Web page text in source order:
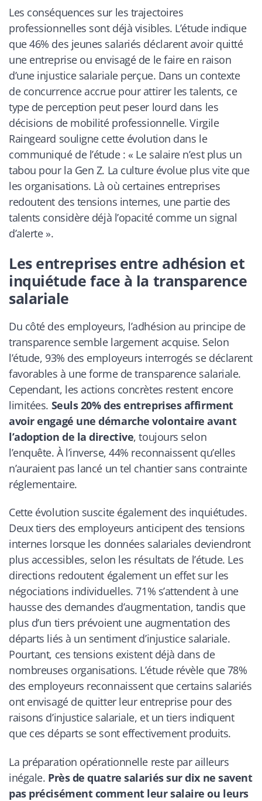
Les conséquences sur les trajectoires
professionnelles sont déjà visibles. L’étude indique
que 46% des jeunes salariés déclarent avoir quitté
une entreprise ou envisagé de le faire en raison
d’une injustice salariale perçue. Dans un contexte
de concurrence accrue pour attirer les talents, ce
type de perception peut peser lourd dans les
décisions de mobilité professionnelle. Virgile
Raingeard souligne cette évolution dans le
communiqué de l’étude : « Le salaire n’est plus un
tabou pour la Gen Z. La culture évolue plus vite que
les organisations. Là où certaines entreprises
redoutent des tensions internes, une partie des
talents considère déjà l’opacité comme un signal
d’alerte».
Les entreprises entre adhésion et
inquiétude face à la transparence
salariale
Du côté des employeurs, l’adhésion au principe de
transparence semble largement acquise. Selon
l’étude, 93% des employeurs interrogés se déclarent
favorables à une forme de transparence salariale.
Cependant, les actions concrètes restent encore
limitées. Seuls 20% des entreprises affirment
avoir engagé une démarche volontaire avant
l’adoption de la directive, toujours selon
l’enquête. À l’inverse, 44% reconnaissent qu’elles
n’auraient pas lancé un tel chantier sans contrainte
réglementaire.
Cette évolution suscite également des inquiétudes.
Deux tiers des employeurs anticipent des tensions
internes lorsque les données salariales deviendront
plus accessibles, selon les résultats de l’étude. Les
directions redoutent également un effet sur les
négociations individuelles. 71% s’attendent à une
hausse des demandes d’augmentation, tandis que
plus d’un tiers prévoient une augmentation des
départs liés à un sentiment d’injustice salariale.
Pourtant, ces tensions existent déjà dans de
nombreuses organisations. L’étude révèle que 78%
des employeurs reconnaissent que certains salariés
ont envisagé de quitter leur entreprise pour des
raisons d’injustice salariale, et un tiers indiquent
que ces départs se sont effectivement produits.
La préparation opérationnelle reste par ailleurs
inégale. Près de quatre salariés sur dix ne savent
pas précisément comment leur salaire ou leurs